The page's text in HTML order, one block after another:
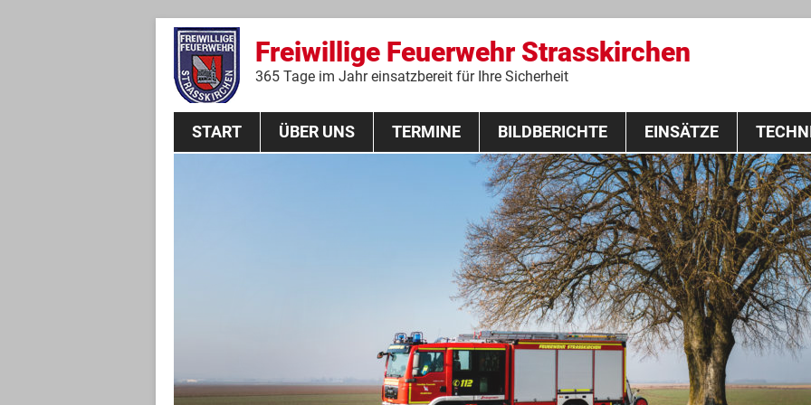
Freiwillige Feuerwehr Strasskirchen
365 Tage im Jahr einsatzbereit für Ihre Sicherheit
Zum
springen
START ÜBER UNS TERMINE
THL Lehrgang 2020
BILDBERICHTE EINSÄTZE
Fahrzeuge
Ausrüstung